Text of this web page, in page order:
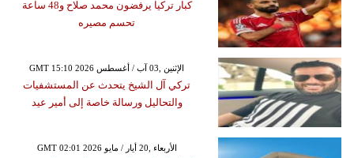
كبار تركيا يرفضون محمد صلاح و48 ساعة
تحسم مصيره
GMT 15:10 2026 الإثنين ,03 آب / أغسطس
تركي آل الشيخ يتحدث عن المستشفيات
والتحاليل ورسالة خاصة إلى أمير عيد
GMT 02:01 2026 الأربعاء ,20 أيار / مايو